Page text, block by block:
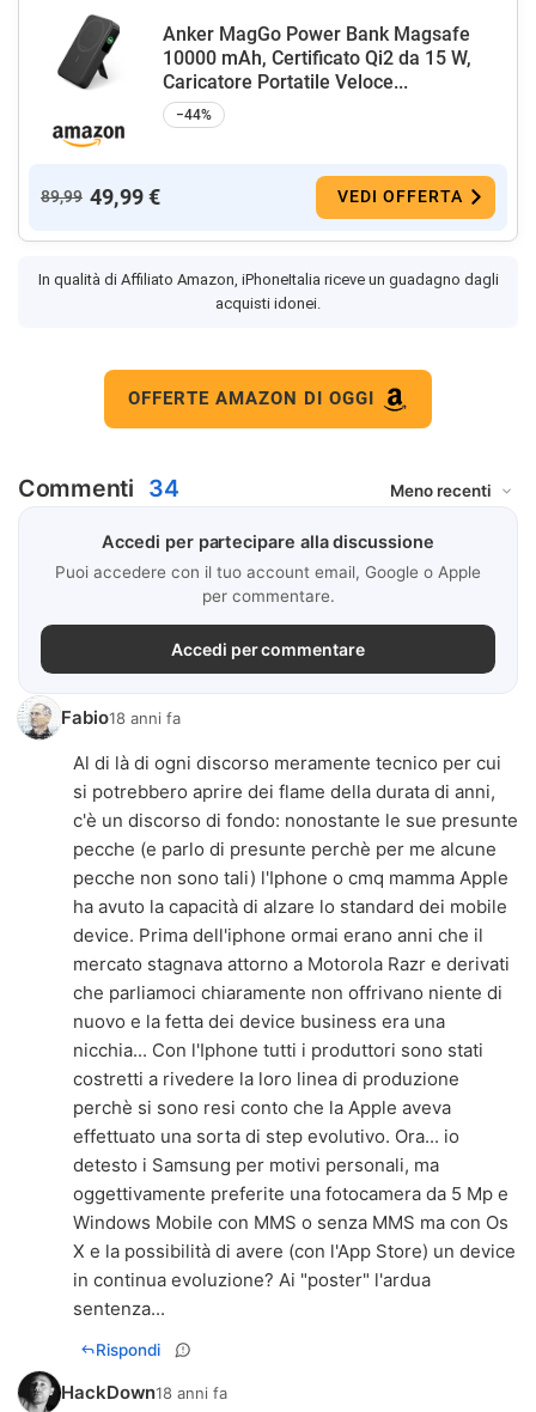
Anker MagGo Power Bank Magsafe
10000 mAh, Certificato Qi2 da 15 W,
Caricatore Portatile Veloce...
−44%
89,99 49,99 € VEDI OFFERTA
In qualità di Affiliato Amazon, iPhoneItalia riceve un guadagno dagli
acquisti idonei.
OFFERTE AMAZON DI OGGI
Commenti 34
Accedi per partecipare alla discussione
Puoi accedere con il tuo account email, Google o Apple
per commentare.
Accedi per commentare
Fabio18 anni fa
Al di là di ogni discorso meramente tecnico per cui
si potrebbero aprire dei flame della durata di anni,
c'è un discorso di fondo: nonostante le sue presunte
pecche (e parlo di presunte perchè per me alcune
pecche non sono tali) l'Iphone o cmq mamma Apple
ha avuto la capacità di alzare lo standard dei mobile
device. Prima dell'iphone ormai erano anni che il
mercato stagnava attorno a Motorola Razr e derivati
che parliamoci chiaramente non offrivano niente di
nuovo e la fetta dei device business era una
nicchia... Con l'Iphone tutti i produttori sono stati
costretti a rivedere la loro linea di produzione
perchè si sono resi conto che la Apple aveva
effettuato una sorta di step evolutivo. Ora... io
detesto i Samsung per motivi personali, ma
oggettivamente preferite una fotocamera da 5 Mp e
Windows Mobile con MMS o senza MMS ma con Os
X e la possibilità di avere (con l'App Store) un device
in continua evoluzione? Ai "poster" l'ardua
sentenza...
Rispondi
HackDown18 anni fa